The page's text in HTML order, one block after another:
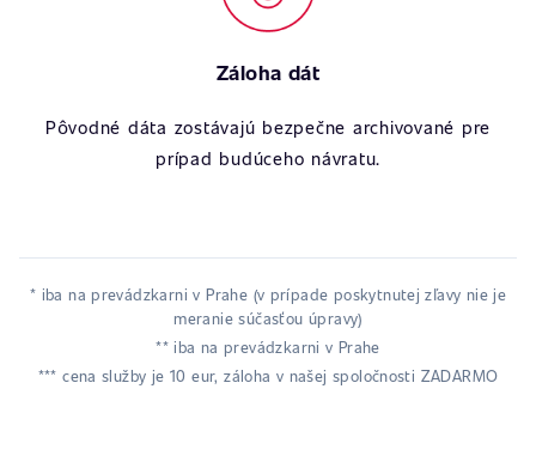
Záloha dát
Pôvodné dáta zostávajú bezpečne archivované pre
prípad budúceho návratu.
* iba na prevádzkarni v Prahe (v prípade poskytnutej zľavy nie je
meranie súčasťou úpravy)
** iba na prevádzkarni v Prahe
*** cena služby je 10 eur, záloha v našej spoločnosti ZADARMO